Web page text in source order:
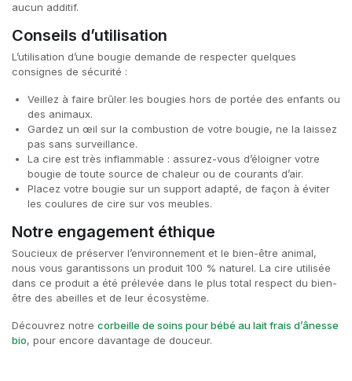
aucun additif.
Conseils d’utilisation
L’utilisation d’une bougie demande de respecter quelques
consignes de sécurité :
Veillez à faire brûler les bougies hors de portée des enfants ou
des animaux.
Gardez un œil sur la combustion de votre bougie, ne la laissez
pas sans surveillance.
La cire est très inflammable : assurez-vous d’éloigner votre
bougie de toute source de chaleur ou de courants d’air.
Placez votre bougie sur un support adapté, de façon à éviter
les coulures de cire sur vos meubles.
Notre engagement éthique
Soucieux de préserver l’environnement et le bien-être animal,
nous vous garantissons un produit 100 % naturel. La cire utilisée
dans ce produit a été prélevée dans le plus total respect du bien-
être des abeilles et de leur écosystème.
Découvrez notre corbeille de soins pour bébé au lait frais d’ânesse
bio, pour encore davantage de douceur.